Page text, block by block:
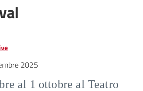
2025
al 1 ottobre al Teatro